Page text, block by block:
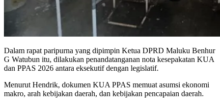
Dalam rapat paripurna yang dipimpin Ketua DPRD Maluku Benhur
G Watubun itu, dilakukan penandatanganan nota kesepakatan KUA
dan PPAS 2026 antara eksekutif dengan legislatif.
Menurut Hendrik, dokumen KUA PPAS memuat asumsi ekonomi
makro, arah kebijakan daerah, dan kebijakan pencapaian daerah.